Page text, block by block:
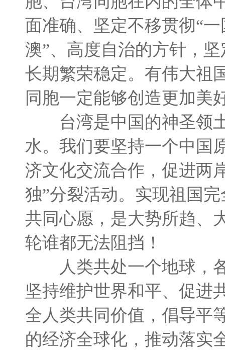
面准确、坚定不移贯彻“
澳”、高度自治的方针，
长期繁荣稳定。有伟大祖
同胞一定能够创造更加美
台湾是中国的神圣领土
水。我们要坚持一个中国
济文化交流合作，促进两
独”分裂活动。实现祖国
共同心愿，是大势所趋、
轮谁都无法阻挡！
人类共处一个地球，各
坚持维护世界和平、促进
全人类共同价值，倡导平
的经济全球化，推动落实